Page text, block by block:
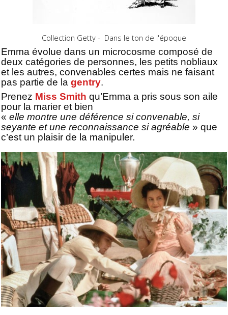
Collection Getty - Dans le ton de l'époque
Emma évolue dans un microcosme composé de
deux catégories de personnes, les petits nobliaux
et les autres, convenables certes mais ne faisant
pas partie de la gentry.
Prenez Miss Smith qu’Emma a pris sous son aile
pour la marier et bien
« elle montre une déférence si convenable, si
seyante et une reconnaissance si agréable » que
c’est un plaisir de la manipuler.